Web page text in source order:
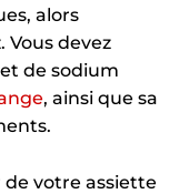
alors
devez
de sodium
, ainsi que sa
votre assiette